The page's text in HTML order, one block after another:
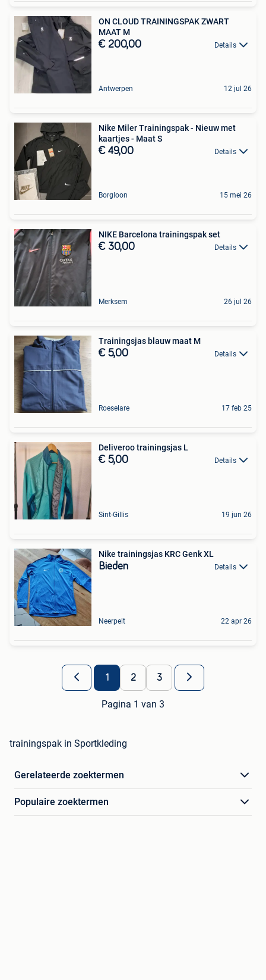
ON CLOUD TRAININGSPAK ZWART
MAAT M
€ 200,00 Details
Antwerpen 12 jul 26
Nike Miler Trainingspak - Nieuw met
kaartjes - Maat S
€ 49,00 Details
Borgloon 15 mei 26
NIKE Barcelona trainingspak set
€ 30,00 Details
Merksem 26 jul 26
Trainingsjas blauw maat M
€ 5,00 Details
Roeselare 17 feb 25
Deliveroo trainingsjas L
€ 5,00 Details
Sint-Gillis 19 jun 26
Nike trainingsjas KRC Genk XL
Bieden Details
Neerpelt 22 apr 26
1 2 3
Pagina 1 van 3
trainingspak in Sportkleding
Gerelateerde zoektermen
Populaire zoektermen